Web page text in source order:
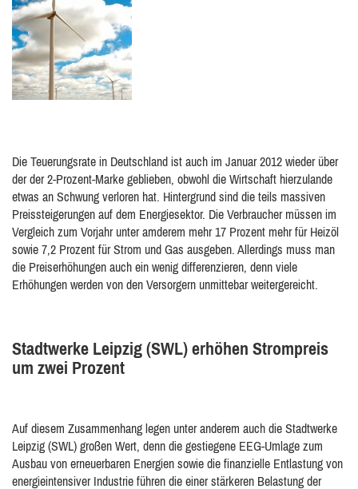
Die Teuerungsrate in Deutschland ist auch im Januar 2012 wieder über
der der 2-Prozent-Marke geblieben, obwohl die Wirtschaft hierzulande
etwas an Schwung verloren hat. Hintergrund sind die teils massiven
Preissteigerungen auf dem Energiesektor. Die Verbraucher müssen im
Vergleich zum Vorjahr unter amderem mehr 17 Prozent mehr für Heizöl
sowie 7,2 Prozent für Strom und Gas ausgeben. Allerdings muss man
die Preiserhöhungen auch ein wenig differenzieren, denn viele
Erhöhungen werden von den Versorgern unmittebar weitergereicht.
Stadtwerke Leipzig (SWL) erhöhen Strompreis
um zwei Prozent
Auf diesem Zusammenhang legen unter anderem auch die Stadtwerke
Leipzig (SWL) großen Wert, denn die gestiegene EEG-Umlage zum
Ausbau von erneuerbaren Energien sowie die finanzielle Entlastung von
energieintensiver Industrie führen die einer stärkeren Belastung der